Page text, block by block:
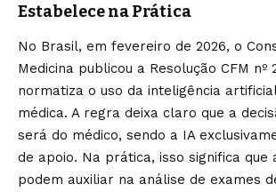
Estabelece na Prática
No Brasil, em fevereiro de 2026, o
Medicina publicou a Resolução CFM nº
normatiza o uso da inteligência
médica. A regra deixa claro que a
será do médico, sendo a IA
de apoio. Na prática, isso significa que
podem auxiliar na análise de exames